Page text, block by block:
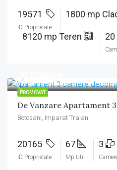
19571
ID Proprietate
1800 mp
8120 mp Teren 20
PROMOVAT
De Vanzare Apartament
Botosani, Imparat Traian
20165
ID Proprietate
67
Mp Util
3